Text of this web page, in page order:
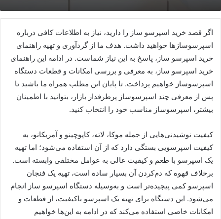
اگر قصد خرید اسپرسو ساز را دارید، نیاز به اطلاعات کافی درباره
اسپرسوساز‌ها خواهید داشت. هدف ما از گردآوری و تهیه راهنمای
خرید اسپرسو ساز، پاسخ به این نیاز شماست. در ادامه این راهنمای
خرید اسپرسو ساز، به معرفی و بررسی امکانات و قطعات دستگاه
اسپرسوساز خواهیم پرداخت. تا پایان این مطلب همراه ما باشید تا
پس از معرفی چند اسپرسوساز پرطرفدار بازار، بتوانید با اطمینان
بیشتر، اسپرسوساز مناسب خود را انتخاب کنید.
کیفیت نوشیدنی‌هایی از جمله موکا، لاته، کاپوچینو و آمریکانو، به
کیفیت اسپرسویی بستگی دارد که از آن استفاده می‌شود؛ اما تهیه
یک اسپرسو با طعم و کیفیت عالی به عوامل مختلفی وابسته است.
برخلاف قهوه که دم‌کردن آن بسیار ساده است، تهیه یک فنجان
اسپرسو کمی پیچیده‌تر است و به‌وسیله دستگاه اسپرسو ساز انجام
می‌شود. این دستگاه برای تهیه یک اسپرسو باکیفیت، از قطعات و
امکانات خاصی استفاده می‌کند که در ادامه به این‌ها خواهیم